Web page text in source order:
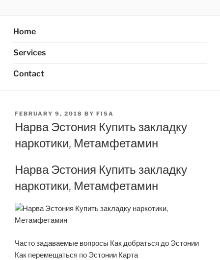
content
Home
Services
Contact
POSTED
ON
FEBRUARY 9, 2018 BY FISA
Нарва Эстония Купить закладку
наркотики, Метамфетамин
Нарва Эстония Купить закладку
наркотики, Метамфетамин
Часто задаваемые вопросы Как добраться до Эстонии
Как перемещаться по Эстонии Карта